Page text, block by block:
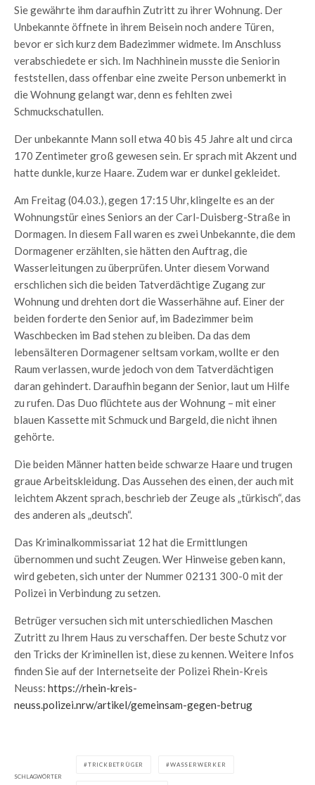
Sie gewährte ihm daraufhin Zutritt zu ihrer Wohnung. Der
Unbekannte öffnete in ihrem Beisein noch andere Türen,
bevor er sich kurz dem Badezimmer widmete. Im Anschluss
verabschiedete er sich. Im Nachhinein musste die Seniorin
feststellen, dass offenbar eine zweite Person unbemerkt in
die Wohnung gelangt war, denn es fehlten zwei
Schmuckschatullen.
Der unbekannte Mann soll etwa 40 bis 45 Jahre alt und circa
170 Zentimeter groß gewesen sein. Er sprach mit Akzent und
hatte dunkle, kurze Haare. Zudem war er dunkel gekleidet.
Am Freitag (04.03.), gegen 17:15 Uhr, klingelte es an der
Wohnungstür eines Seniors an der Carl-Duisberg-Straße in
Dormagen. In diesem Fall waren es zwei Unbekannte, die dem
Dormagener erzählten, sie hätten den Auftrag, die
Wasserleitungen zu überprüfen. Unter diesem Vorwand
erschlichen sich die beiden Tatverdächtige Zugang zur
Wohnung und drehten dort die Wasserhähne auf. Einer der
beiden forderte den Senior auf, im Badezimmer beim
Waschbecken im Bad stehen zu bleiben. Da das dem
lebensälteren Dormagener seltsam vorkam, wollte er den
Raum verlassen, wurde jedoch von dem Tatverdächtigen
daran gehindert. Daraufhin begann der Senior, laut um Hilfe
zu rufen. Das Duo flüchtete aus der Wohnung – mit einer
blauen Kassette mit Schmuck und Bargeld, die nicht ihnen
gehörte.
Die beiden Männer hatten beide schwarze Haare und trugen
graue Arbeitskleidung. Das Aussehen des einen, der auch mit
leichtem Akzent sprach, beschrieb der Zeuge als „türkisch“, das
des anderen als „deutsch“.
Das Kriminalkommissariat 12 hat die Ermittlungen
übernommen und sucht Zeugen. Wer Hinweise geben kann,
wird gebeten, sich unter der Nummer 02131 300-0 mit der
Polizei in Verbindung zu setzen.
Betrüger versuchen sich mit unterschiedlichen Maschen
Zutritt zu Ihrem Haus zu verschaffen. Der beste Schutz vor
den Tricks der Kriminellen ist, diese zu kennen. Weitere Infos
finden Sie auf der Internetseite der Polizei Rhein-Kreis
Neuss: https://rhein-kreis-
neuss.polizei.nrw/artikel/gemeinsam-gegen-betrug
SCHLAGWÖRTER
TRICKBETRÜGER WASSERWERKER